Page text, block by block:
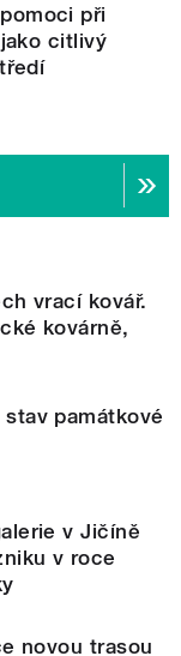
při
citlivý
vrací kovář.
kovárně,
památkové
v Jičíně
v roce
novou trasou